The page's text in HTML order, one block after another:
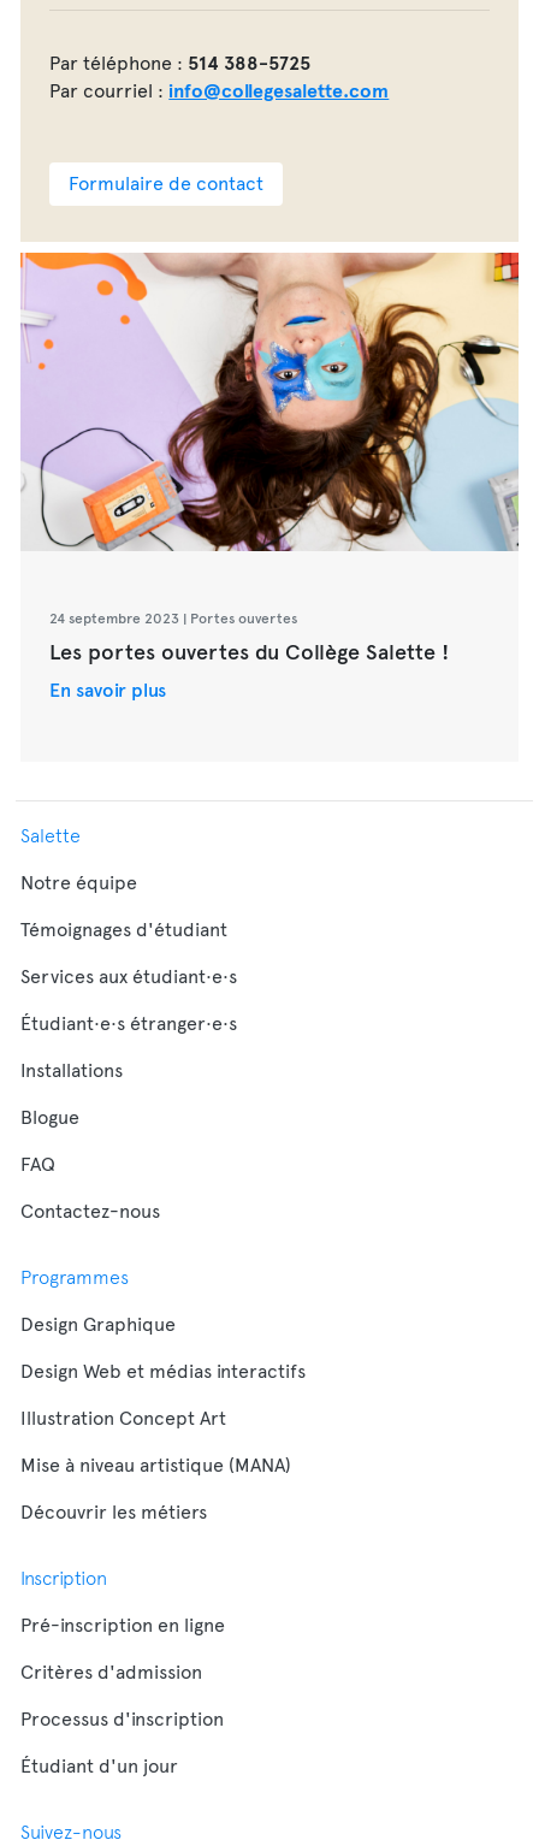
Par téléphone : 514 388-5725
Par courriel : info@collegesalette.com
Formulaire de contact
24 septembre 2023 | Portes ouvertes
Les portes ouvertes du Collège Salette !
En savoir plus
Salette
Notre équipe
Témoignages d'étudiant
Services aux étudiant·e·s
Étudiant·e·s étranger·e·s
Installations
Blogue
FAQ
Contactez-nous
Programmes
Design Graphique
Design Web et médias interactifs
Illustration Concept Art
Mise à niveau artistique (MANA)
Découvrir les métiers
Inscription
Pré-inscription en ligne
Critères d'admission
Processus d'inscription
Étudiant d'un jour
Suivez-nous